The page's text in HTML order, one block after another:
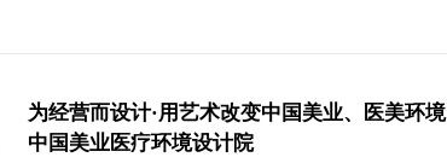
为经营而设计·用艺术改变中国美业、医美环境
中国美业医疗环境设计院